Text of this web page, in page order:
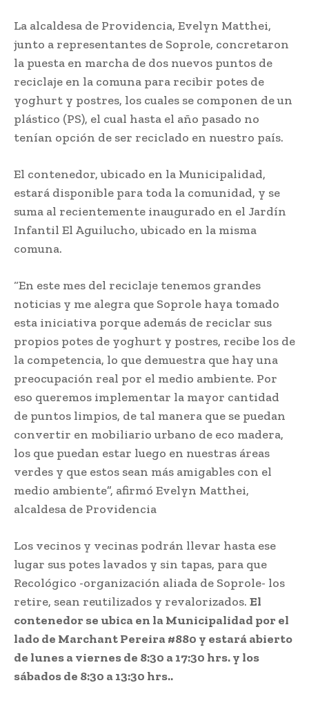
La alcaldesa de Providencia, Evelyn Matthei,
junto a representantes de Soprole, concretaron
la puesta en marcha de dos nuevos puntos de
reciclaje en la comuna para recibir potes de
yoghurt y postres, los cuales se componen de un
plástico (PS), el cual hasta el año pasado no
tenían opción de ser reciclado en nuestro país.
El contenedor, ubicado en la Municipalidad,
estará disponible para toda la comunidad, y se
suma al recientemente inaugurado en el Jardín
Infantil El Aguilucho, ubicado en la misma
comuna.
“En este mes del reciclaje tenemos grandes
noticias y me alegra que Soprole haya tomado
esta iniciativa porque además de reciclar sus
propios potes de yoghurt y postres, recibe los de
la competencia, lo que demuestra que hay una
preocupación real por el medio ambiente. Por
eso queremos implementar la mayor cantidad
de puntos limpios, de tal manera que se puedan
convertir en mobiliario urbano de eco madera,
los que puedan estar luego en nuestras áreas
verdes y que estos sean más amigables con el
medio ambiente”, afirmó Evelyn Matthei,
alcaldesa de Providencia
Los vecinos y vecinas podrán llevar hasta ese
lugar sus potes lavados y sin tapas, para que
Recológico -organización aliada de Soprole- los
retire, sean reutilizados y revalorizados. El
contenedor se ubica en la Municipalidad por el
lado de Marchant Pereira #880 y estará abierto
de lunes a viernes de 8:30 a 17:30 hrs. y los
sábados de 8:30 a 13:30 hrs..